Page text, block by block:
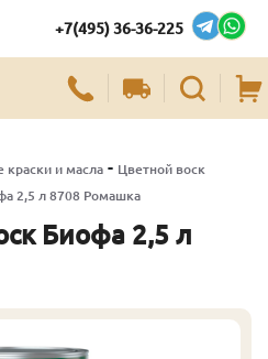
+7(495) 36-36-225
краски и масла - Цветной воск
2,5 л 8708 Ромашка
Биофа 2,5 л